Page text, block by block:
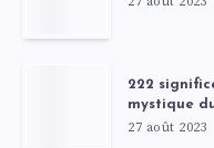
222
mystique
27 août 2023